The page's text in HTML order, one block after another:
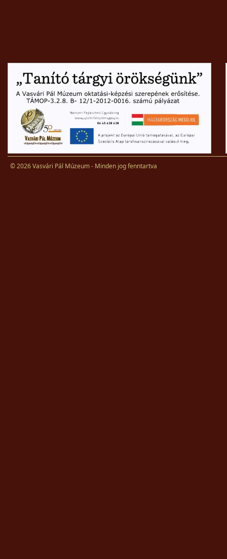
© 2026 Vasvári Pál Múzeum - Minden jog fenntartva